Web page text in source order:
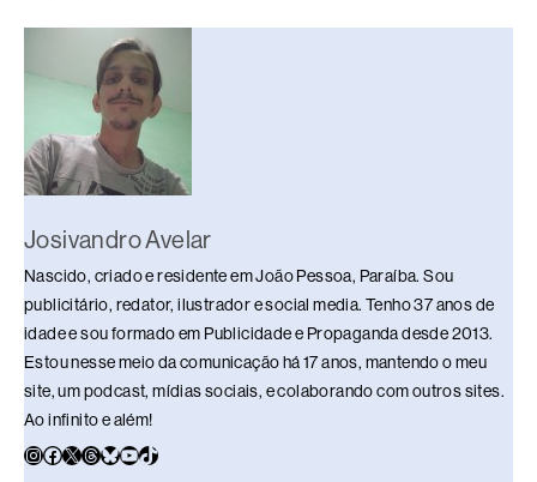
o
p k
Josivandro Avelar
Nascido, criado e residente em João Pessoa, Paraíba. Sou
publicitário, redator, ilustrador e social media. Tenho 37 anos de
idade e sou formado em Publicidade e Propaganda desde 2013.
Estou nesse meio da comunicação há 17 anos, mantendo o meu
site, um podcast, mídias sociais, e colaborando com outros sites.
Ao infinito e além!